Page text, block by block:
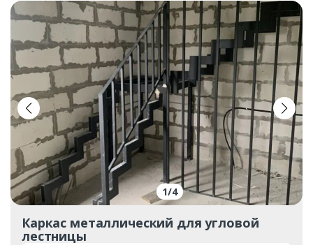
1/4
Каркас металлический для угловой
лестницы